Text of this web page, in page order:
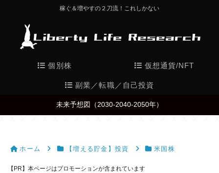
稼ぐ＆増やすの２刀流！これしかない
個別株 仮想通貨/NFT
副業／転職／自己投資
未来予想図（2030-2040-2050年）
ホーム 【増える貯金】投資 米国株
【PR】本ページはプロモーションが含まれています